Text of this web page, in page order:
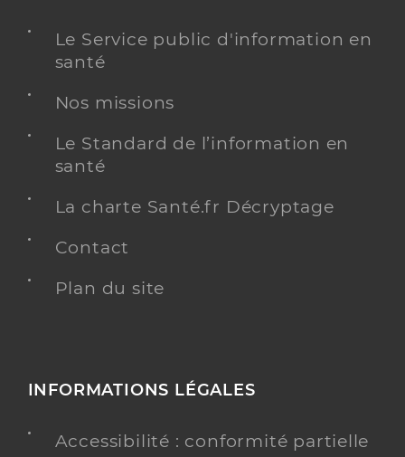
Le Service public d'information en
santé
Nos missions
Le Standard de l’information en
santé
La charte Santé.fr Décryptage
Contact
Plan du site
INFORMATIONS LÉGALES
Accessibilité : conformité partielle